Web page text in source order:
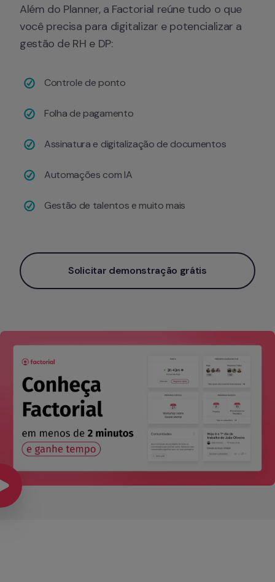
Além do Planner, a Factorial reúne tudo o que
você precisa para digitalizar e potencializar a
gestão de RH e DP:
Controle de ponto
Folha de pagamento
Assinatura e digitalização de documentos
Automações com IA
Gestão de talentos e muito mais
Solicitar demonstração grátis